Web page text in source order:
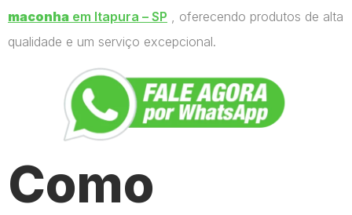
maconha em Itapura – SP , oferecendo produtos de alta
qualidade e um serviço excepcional.
Como